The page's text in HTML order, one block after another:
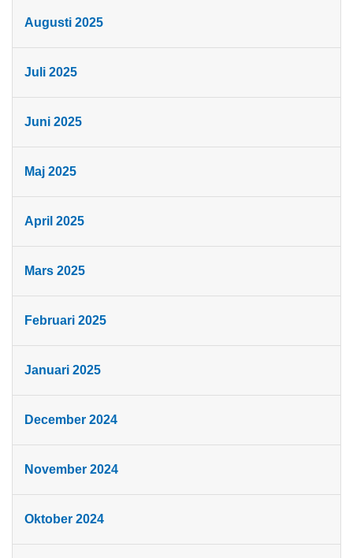
Augusti 2025
Juli 2025
Juni 2025
Maj 2025
April 2025
Mars 2025
Februari 2025
Januari 2025
December 2024
November 2024
Oktober 2024